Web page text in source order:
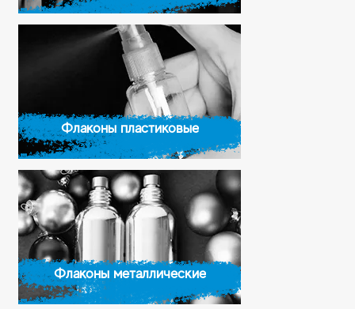
Флаконы пластиковые
Флаконы металлические